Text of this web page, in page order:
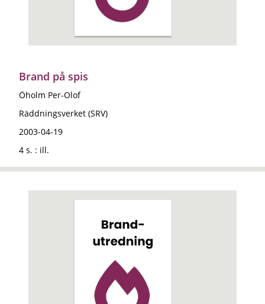
Brand på spis
Öholm Per-Olof
Räddningsverket (SRV)
2003-04-19
4 s. : ill.